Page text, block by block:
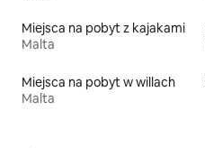
Miejsca na pobyt z kajakami
Malta
Miejsca na pobyt w willach
Malta